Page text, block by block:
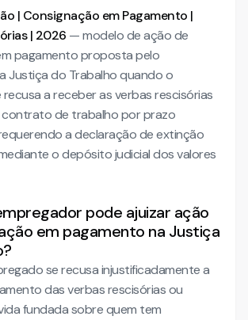
| Consignação em Pagamento |
| 2026 — modelo de ação de
pagamento proposta pelo
Justiça do Trabalho quando o
a receber as verbas rescisórias
de trabalho por prazo
a declaração de extinção
o depósito judicial dos valores
pode ajuizar ação
em pagamento na Justiça
se recusa injustificadamente a
das verbas rescisórias ou
fundada sobre quem tem